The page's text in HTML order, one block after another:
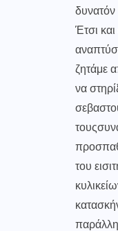
δυνατόν
Έτσι
ζητάμε
να
του